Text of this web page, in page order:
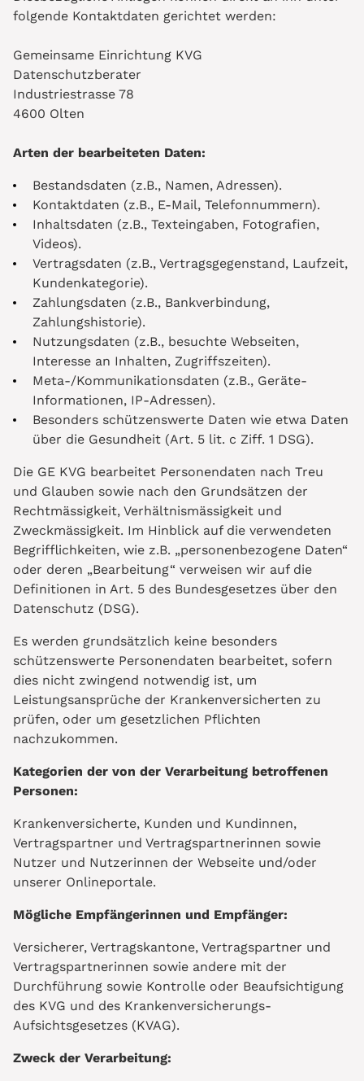
folgende Kontaktdaten gerichtet werden:
Gemeinsame Einrichtung KVG
Datenschutzberater
Industriestrasse 78
4600 Olten
Arten der bearbeiteten Daten:
Bestandsdaten (z.B., Namen, Adressen).
Kontaktdaten (z.B., E-Mail, Telefonnummern).
Inhaltsdaten (z.B., Texteingaben, Fotografien,
Videos).
Vertragsdaten (z.B., Vertragsgegenstand, Laufzeit,
Kundenkategorie).
Zahlungsdaten (z.B., Bankverbindung,
Zahlungshistorie).
Nutzungsdaten (z.B., besuchte Webseiten,
Interesse an Inhalten, Zugriffszeiten).
Meta-/Kommunikationsdaten (z.B., Geräte-
Informationen, IP-Adressen).
Besonders schützenswerte Daten wie etwa Daten
über die Gesundheit (Art. 5 lit. c Ziff. 1 DSG).
Die GE KVG bearbeitet Personendaten nach Treu
und Glauben sowie nach den Grundsätzen der
Rechtmässigkeit, Verhältnismässigkeit und
Zweckmässigkeit. Im Hinblick auf die verwendeten
Begrifflichkeiten, wie z.B. „personenbezogene Daten“
oder deren „Bearbeitung“ verweisen wir auf die
Definitionen in Art. 5 des Bundesgesetzes über den
Datenschutz (DSG).
Es werden grundsätzlich keine besonders
schützenswerte Personendaten bearbeitet, sofern
dies nicht zwingend notwendig ist, um
Leistungsansprüche der Krankenversicherten zu
prüfen, oder um gesetzlichen Pflichten
nachzukommen.
Kategorien der von der Verarbeitung betroffenen
Personen:
Krankenversicherte, Kunden und Kundinnen,
Vertragspartner und Vertragspartnerinnen sowie
Nutzer und Nutzerinnen der Webseite und/oder
unserer Onlineportale.
Mögliche Empfängerinnen und Empfänger:
Versicherer, Vertragskantone, Vertragspartner und
Vertragspartnerinnen sowie andere mit der
Durchführung sowie Kontrolle oder Beaufsichtigung
des KVG und des Krankenversicherungs-
Aufsichtsgesetzes (KVAG).
Zweck der Verarbeitung: